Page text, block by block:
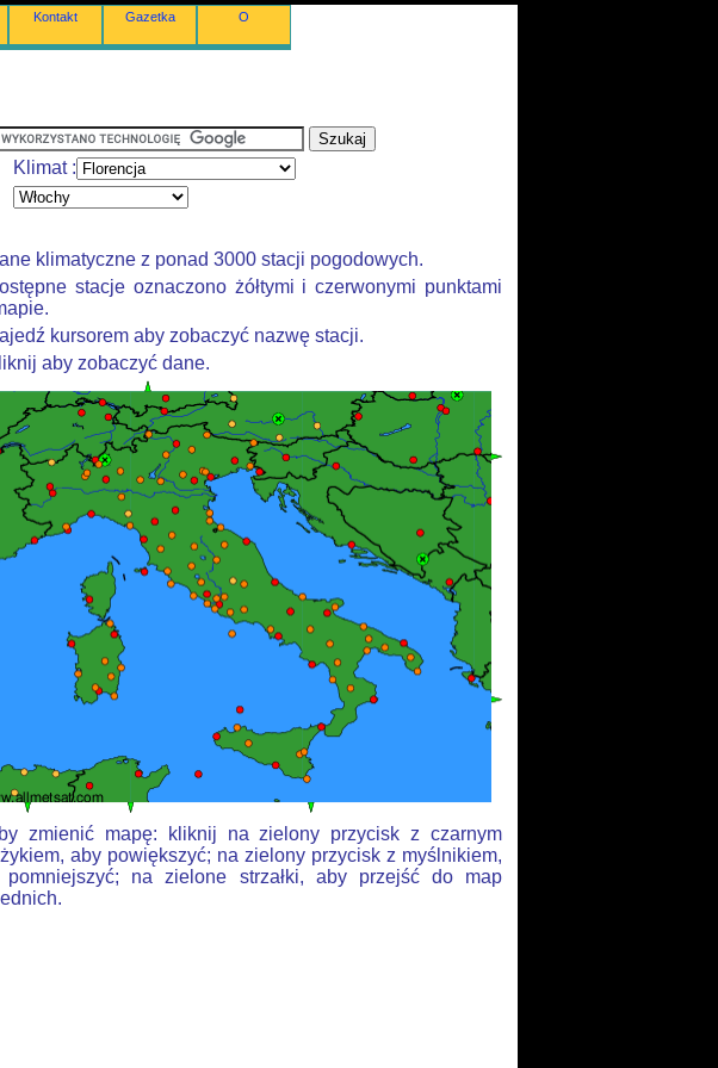
Kontakt Gazetka O
Klimat :
klimatyczne z ponad 3000 stacji pogodowych.
stacje oznaczono żółtymi i czerwonymi punktami
kursorem aby zobaczyć nazwę stacji.
aby zobaczyć dane.
zmienić mapę: kliknij na zielony przycisk z czarnym
aby powiększyć; na zielony przycisk z myślnikiem,
pomniejszyć; na zielone strzałki, aby przejść do map